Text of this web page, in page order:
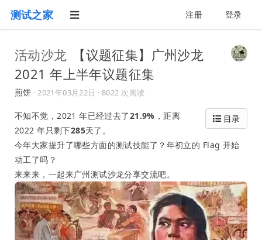
测试之家 注册 登录
活动沙龙
【议题征集】广州沙龙
2021 年上半年议题征集
煎饼 ·2021年03月22日 · 8022 次阅读
目录
不知不觉，2021 年已经过去了21.9% ，距离
2022 年只剩下285天了。
今年大家提升了哪些方面的测试技能了？年初立的 Flag 开始
动工了吗？
来来来，一起来广州测试沙龙分享交流吧。